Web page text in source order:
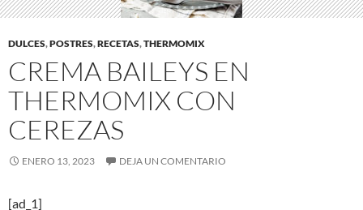
DULCES,POSTRES,RECETAS,THERMOMIX
CREMA BAILEYS EN
THERMOMIX CON
CEREZAS
ENERO 13, 2023 DEJA UN COMENTARIO
[ad_1]